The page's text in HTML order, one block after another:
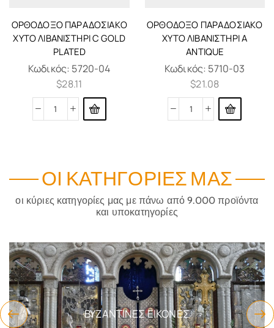
ΟΡΘΌΔΟΞΟ ΠΑΡΑΔΟΣΙΑΚΌ
ΧΥΤΌ ΛΙΒΑΝΙΣΤΉΡΙ C GOLD
PLATED
Κωδικός: 5720-04
$28.11
ΟΡΘΌΔΟΞΟ ΠΑΡΑΔΟΣΙΑΚΌ
ΧΥΤΌ ΛΙΒΑΝΙΣΤΉΡΙ A
ANTIQUE
Κωδικός: 5710-03
$21.08
ΟΙ ΚΑΤΗΓΟΡΊΕΣ ΜΑΣ
οι κύριες κατηγορίες μας με πάνω από 9.000 προϊόντα
και υποκατηγορίες
ΕΊΔΗ ΔΏΡΩΝ